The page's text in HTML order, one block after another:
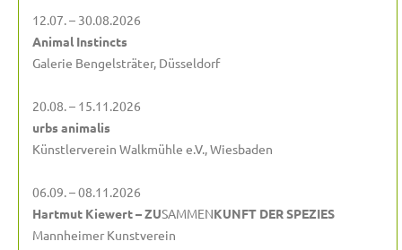
12.07. – 30.08.2026
Animal Instincts
Galerie Bengelsträter, Düsseldorf
20.08. – 15.11.2026
urbs animalis
Künstlerverein Walkmühle e.V., Wiesbaden
06.09. – 08.11.2026
Hartmut Kiewert – ZUSAMMENKUNFT DER SPEZIES
Mannheimer Kunstverein